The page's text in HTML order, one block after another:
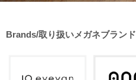
Brands/取り扱いメガネブランド